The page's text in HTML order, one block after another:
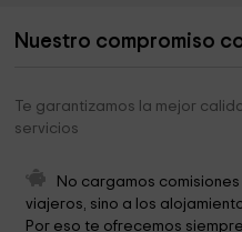
Iglesia de Nuestra Señora de la
Ermita De Nuestra Señora De
Ayuntamiento
Ermita de la Soledad
Nuestro compromiso
Te garantizamos la mejor
servicios
No cargamos comisiones
viajeros, sino a los
Por eso te ofrecemos